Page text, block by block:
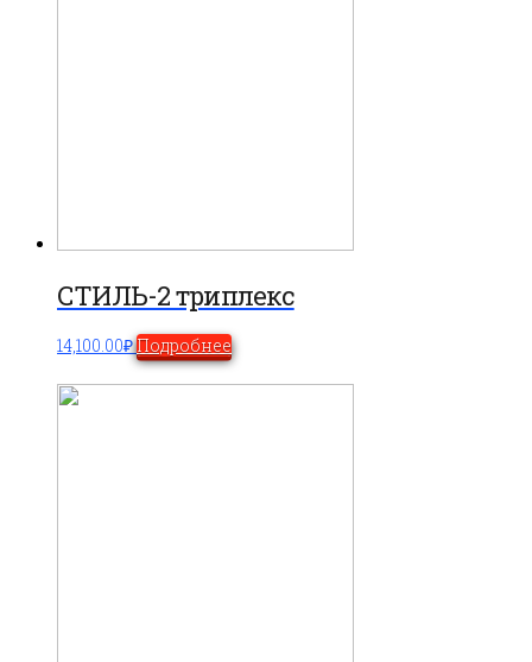
СТИЛЬ-2 триплекс
14,100.00₽Подробнее